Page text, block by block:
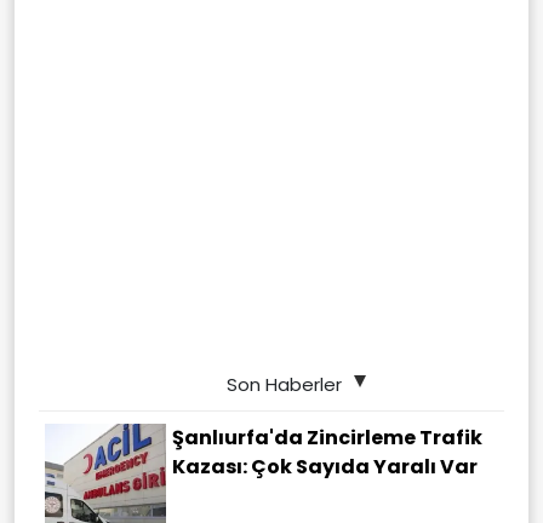
Son Haberler
Şanlıurfa'da Zincirleme Trafik
Kazası: Çok Sayıda Yaralı Var